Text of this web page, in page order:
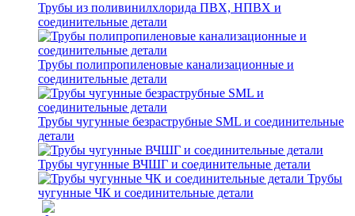
Трубы из поливинилхлорида ПВХ, НПВХ и
соединительные детали
Трубы полипропиленовые канализационные и
соединительные детали
Трубы чугунные безраструбные SML и соединительные
детали
Трубы чугунные ВЧШГ и соединительные детали
Трубы
чугунные ЧК и соединительные детали